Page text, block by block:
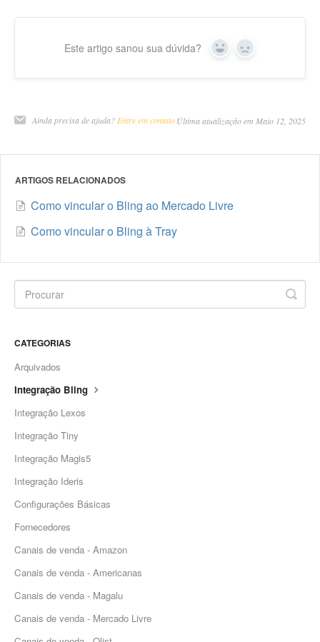
Este artigo sanou sua dúvida? Yes No
Ainda precisa de ajuda? Entre em contatoÚltima atualização em Maio 12, 2025
ARTIGOS RELACIONADOS
Como vincular o Bling ao Mercado Livre
Como vincular o Bling à Tray
CATEGORIAS
Arquivados
Integração Bling
Integração Lexos
Integração Tiny
Integração Magis5
Integração Ideris
Configurações Básicas
Fornecedores
Canais de venda - Amazon
Canais de venda - Americanas
Canais de venda - Magalu
Canais de venda - Mercado Livre